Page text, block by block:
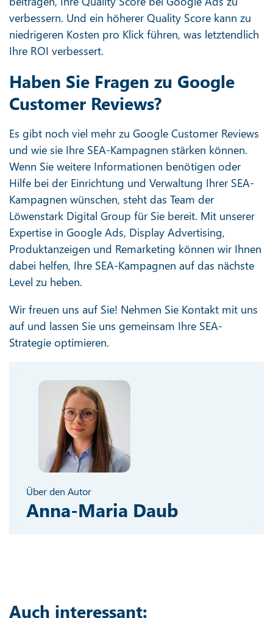
verbessern. Und ein höherer Quality Score kann zu
niedrigeren Kosten pro Klick führen, was letztendlich
Ihre ROI verbessert.
Haben Sie Fragen zu Google
Customer Reviews?
Es gibt noch viel mehr zu Google Customer Reviews
und wie sie Ihre SEA-Kampagnen stärken können.
Wenn Sie weitere Informationen benötigen oder
Hilfe bei der Einrichtung und Verwaltung Ihrer SEA-
Kampagnen wünschen, steht das Team der
Löwenstark Digital Group für Sie bereit. Mit unserer
Expertise in Google Ads, Display Advertising,
Produktanzeigen und Remarketing können wir Ihnen
dabei helfen, Ihre SEA-Kampagnen auf das nächste
Level zu heben.
Wir freuen uns auf Sie! Nehmen Sie Kontakt mit uns
auf und lassen Sie uns gemeinsam Ihre SEA-
Strategie optimieren.
Über den Autor
Anna-Maria Daub
Auch interessant: